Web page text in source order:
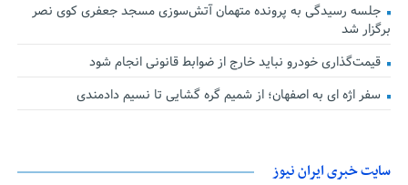
جلسه رسیدگی به پرونده متهمان آتش‌سوزی مسجد جعفری کوی نصر
برگزار شد
قیمت‌گذاری خودرو نباید خارج از ضوابط قانونی انجام شود
سفر اژه ای به اصفهان؛ از شمیم گره گشایی تا نسیم دادمندی
سایت خبری ایران نیوز